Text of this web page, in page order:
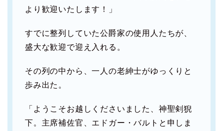
より歓迎いたします！」
すでに整列していた公爵家の使用人たちが、
盛大な歓迎で迎え入れる。
その列の中から、一人の老紳士がゆっくりと
歩み出た。
「ようこそお越しくださいました、神聖剣猊
下。主席補佐官、エドガー・バルトと申しま